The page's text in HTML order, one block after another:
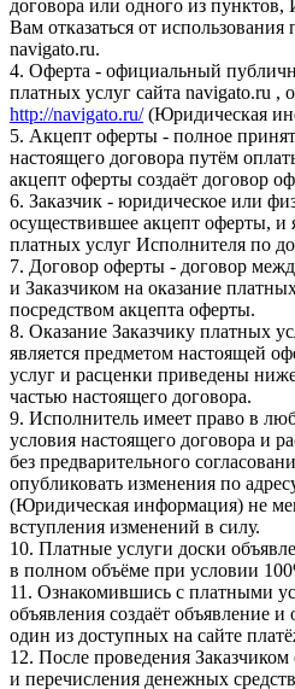
договора или одного из пунктов,
Вам отказаться от использования
navigato.ru.
4. Оферта - официальный
платных услуг сайта navigato.ru ,
http://navigato.ru/(Юридическая
5. Акцепт оферты - полное
настоящего договора путём
акцепт оферты создаёт договор
6. Заказчик - юридическое или
осуществившее акцепт оферты, и
платных услуг Исполнителя по
7. Договор оферты - договор
и Заказчиком на оказание
посредством акцепта оферты.
8. Оказание Заказчику платных
является предметом настоящей
услуг и расценки приведены
частью настоящего договора.
9. Исполнитель имеет право в
условия настоящего договора и
без предварительного
опубликовать изменения по
(Юридическая информация) не
вступления изменений в силу.
10. Платные услуги доски
в полном объёме при условии
11. Ознакомившись с платными
объявления создаёт объявление и
один из доступных на сайте
12. После проведения
и перечисления денежных